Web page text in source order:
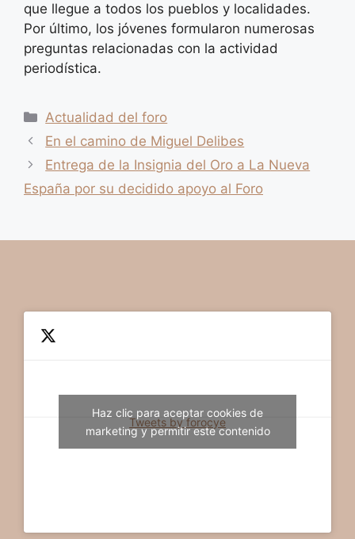
que llegue a todos los pueblos y localidades.
Por último, los jóvenes formularon numerosas
preguntas relacionadas con la actividad
periodística.
Categorías
Actualidad del foro
En el camino de Miguel Delibes
Entrega de la Insignia del Oro a La Nueva
España por su decidido apoyo al Foro
Tweets by forocye
Haz clic para aceptar cookies de
marketing y permitir este contenido